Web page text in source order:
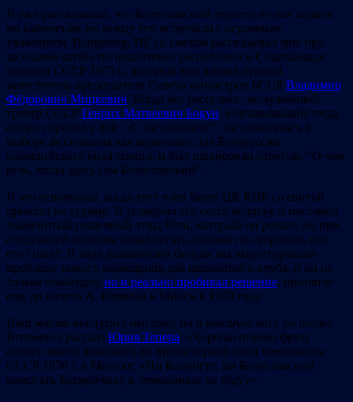
Я уже рассказывал, что Болеславский терпеть не мог ходить
по кабинетам, но всюду его встречали с огромным
уважением. Например, ИЕ со смехом рассказывал мне про
заседание штаба по подготовке республики к Спартакиаде
народов СССР 1975 г., который возглавлял первый
заместитель председателя Совета министров БССР Владимир
Фёдорович Мицкевич. Когда все расселись, заслуженный
тренер СССР Генрих Матвеевич Бокун, возглавлявший тогда
спорт, спросил у ВФ: «С кого начнем?”, не сомневаясь в
выборе фехтования как коронного для Белоруссии
олимпийского вида спорта, и был шокирован ответом: “О чем
речь, когда здесь сам Болеславский”.
Я это вспоминал, когда этот член Бюро ЦК КПБ со свитой
приехал на турнир. Я уговорил его сесть за доску и поставил
знаменитый пешечный этюд Рети, который он решил, но при
следующей позиции начал бегать глазами по сторонам, кто
его спасет. В ходе дальнейшей беседы мы акцентировали
проблему нового помещения для шахматного клуба, и он не
только пообещал, но и реально пробивал решение, принятое
еще до визита А. Карпова в Минск в 1979 году.
Наш земляк выступил неплохо, но в высшую лигу не попал.
Вспомнил рассказ Юрия Тепера: «Хорошо помню фразу
одного моего знакомого во время первой лиги чемпионата
СССР 1976 г. в Минске: «Ни Капенгут, ни Болеславский
помогать Купрейчику в чемпионате не будут».